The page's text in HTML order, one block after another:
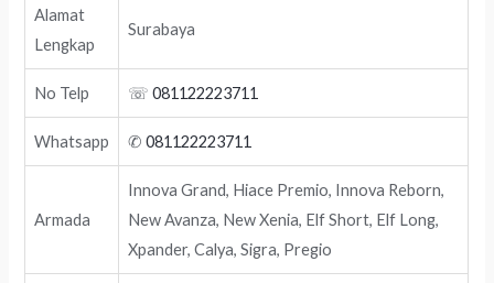
Alamat
Lengkap
Surabaya
No Telp ☏081122223711
Whatsapp ✆081122223711
Armada
Innova Grand, Hiace Premio, Innova Reborn,
New Avanza, New Xenia, Elf Short, Elf Long,
Xpander, Calya, Sigra, Pregio